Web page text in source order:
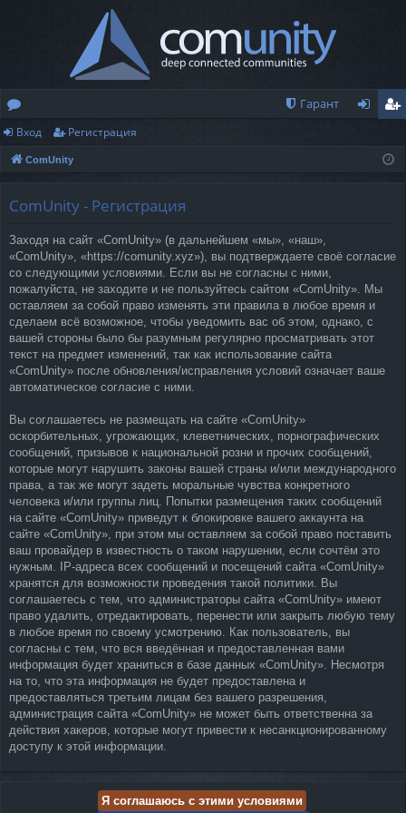
о
ру
Гарант
ис
ия
Вход Регистрация
ComUnity
ComUnity - Регистрация
Заходя на сайт «ComUnity» (в дальнейшем «мы», «наш»,
«ComUnity», «https://comunity.xyz»), вы подтверждаете своё согласие
со следующими условиями. Если вы не согласны с ними,
пожалуйста, не заходите и не пользуйтесь сайтом «ComUnity». Мы
оставляем за собой право изменять эти правила в любое время и
сделаем всё возможное, чтобы уведомить вас об этом, однако, с
вашей стороны было бы разумным регулярно просматривать этот
текст на предмет изменений, так как использование сайта
«ComUnity» после обновления/исправления условий означает ваше
автоматическое согласие с ними.
Вы соглашаетесь не размещать на сайте «ComUnity»
оскорбительных, угрожающих, клеветнических, порнографических
сообщений, призывов к национальной розни и прочих сообщений,
которые могут нарушить законы вашей страны и/или международного
права, а так же могут задеть моральные чувства конкретного
человека и/или группы лиц. Попытки размещения таких сообщений
на сайте «ComUnity» приведут к блокировке вашего аккаунта на
сайте «ComUnity», при этом мы оставляем за собой право поставить
ваш провайдер в известность о таком нарушении, если сочтём это
нужным. IP-адреса всех сообщений и посещений сайта «ComUnity»
хранятся для возможности проведения такой политики. Вы
соглашаетесь с тем, что администраторы сайта «ComUnity» имеют
право удалить, отредактировать, перенести или закрыть любую тему
в любое время по своему усмотрению. Как пользователь, вы
согласны с тем, что вся введённая и предоставленная вами
информация будет храниться в базе данных «ComUnity». Несмотря
на то, что эта информация не будет предоставлена и
предоставляться третьим лицам без вашего разрешения,
администрация сайта «ComUnity» не может быть ответственна за
действия хакеров, которые могут привести к несанкционированному
доступу к этой информации.